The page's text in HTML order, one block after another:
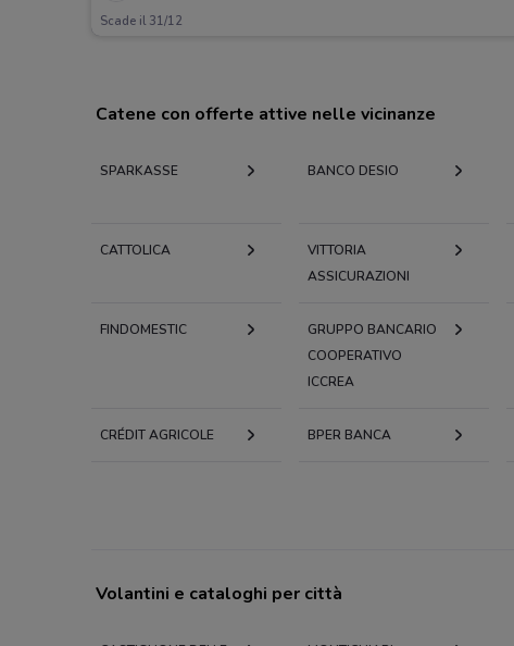
Scade il 31/12
Catene con offerte attive nelle vicinanze
SPARKASSE BANCO DESIO
CATTOLICA
VITTORIA
ASSICURAZIONI
FINDOMESTIC
GRUPPO BANCARIO
COOPERATIVO
ICCREA
CRÉDIT AGRICOLE BPER BANCA
Volantini e cataloghi per città